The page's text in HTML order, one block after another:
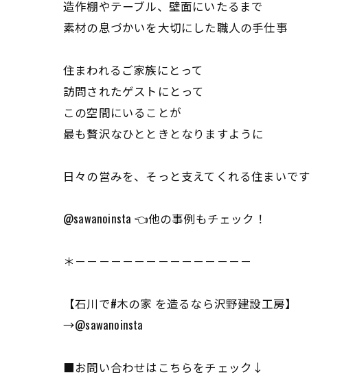
造作棚やテーブル、壁面にいたるまで
素材の息づかいを大切にした職人の手仕事
住まわれるご家族にとって
訪問されたゲストにとって
この空間にいることが
最も贅沢なひとときとなりますように
日々の営みを、そっと支えてくれる住まいです
@sawanoinsta 👈他の事例もチェック！
＊－－－－－－－－－－－－－－－
【石川で#木の家 を造るなら沢野建設工房】
→@sawanoinsta
■お問い合わせはこちらをチェック↓